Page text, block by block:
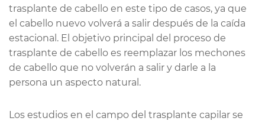
trasplante de cabello en este tipo de casos, ya que
el cabello nuevo volverá a salir después de la caída
estacional. El objetivo principal del proceso de
trasplante de cabello es reemplazar los mechones
de cabello que no volverán a salir y darle a la
persona un aspecto natural.
Los estudios en el campo del trasplante capilar se